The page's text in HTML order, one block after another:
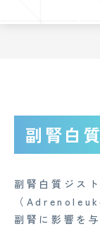
副腎白
副腎白質ジス
（
副腎に影響を